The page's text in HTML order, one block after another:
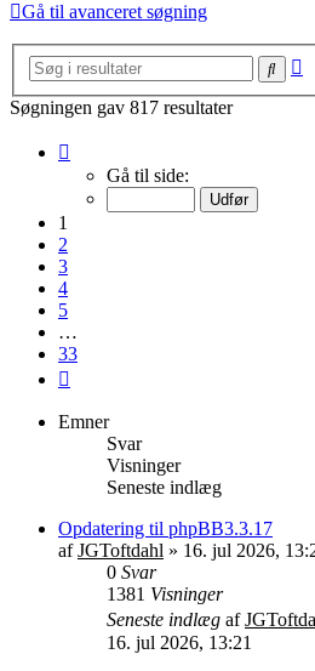
Gå til avanceret søgning
Søg
Søgningen gav 817 resultater
Gå til side:
1
2
3
4
5
…
33
Emner
Svar
Visninger
Seneste indlæg
Opdatering til phpBB3.3.17
afJGToftdahl » 16. jul 2026,
0 Svar
1381 Visninger
Seneste indlæg af
16. jul 2026, 13:21